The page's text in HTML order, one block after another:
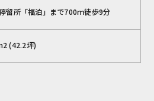
留所「福泊」まで700ｍ徒歩9分
(42.2坪)